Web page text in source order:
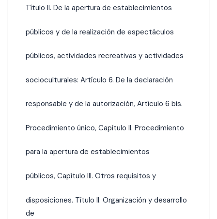
Título II. De la apertura de establecimientos
públicos y de la realización de espectáculos
públicos, actividades recreativas y actividades
socioculturales: Artículo 6. De la declaración
responsable y de la autorización, Artículo 6 bis.
Procedimiento único, Capítulo II. Procedimiento
para la apertura de establecimientos
públicos, Capítulo III. Otros requisitos y
disposiciones. Título II. Organización y desarrollo
de